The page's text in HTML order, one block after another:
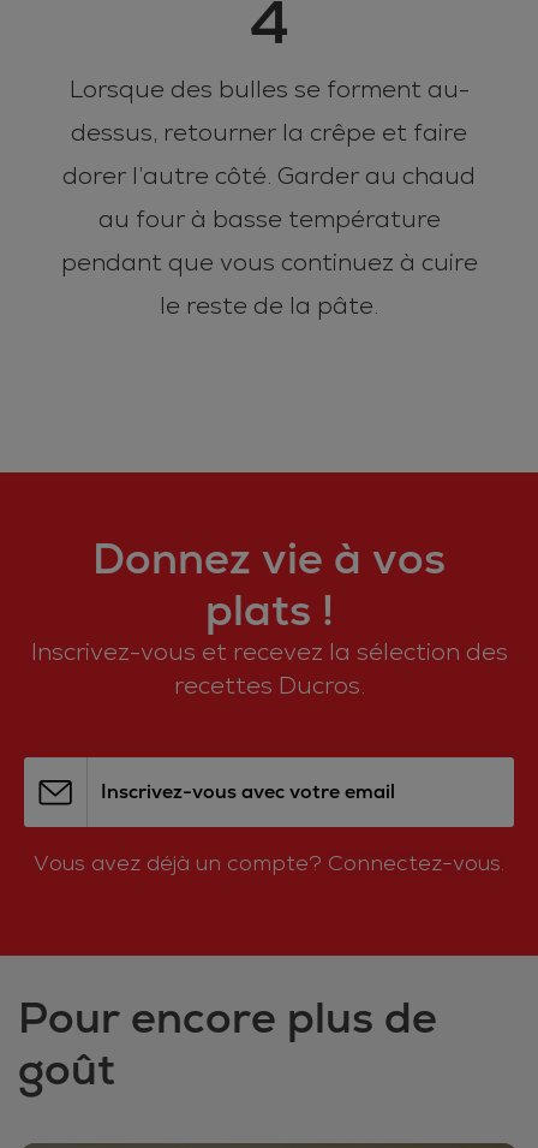
4
Lorsque des bulles se forment au-
dessus, retourner la crêpe et faire
dorer l’autre côté. Garder au chaud
au four à basse température
pendant que vous continuez à cuire
le reste de la pâte.
Donnez vie à vos
plats !
Inscrivez-vous et recevez la sélection des
recettes Ducros.
Inscrivez-vous avec votre email
Vous avez déjà un compte? Connectez-vous.
Pour encore plus de
goût